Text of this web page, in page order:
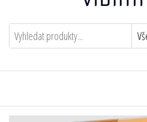
Vidím tě ! – Army